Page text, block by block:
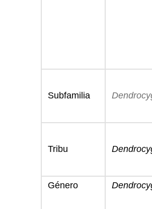
Subfamilia
Tribu
Género